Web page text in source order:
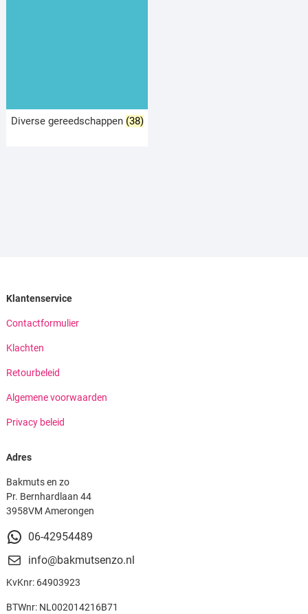
Diverse gereedschappen (38)
Klantenservice
Contactformulier
Klachten
Retourbeleid
Algemene voorwaarden
Privacy beleid
Adres
Bakmuts en zo
Pr. Bernhardlaan 44
3958VM Amerongen
06-42954489
info@bakmutsenzo.nl
KvKnr: 64903923
BTWnr: NL002014216B71